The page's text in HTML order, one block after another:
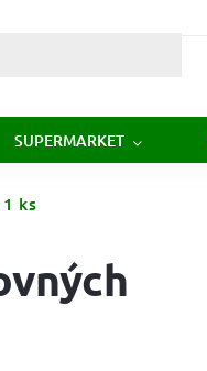
SUPERMARKET
ks